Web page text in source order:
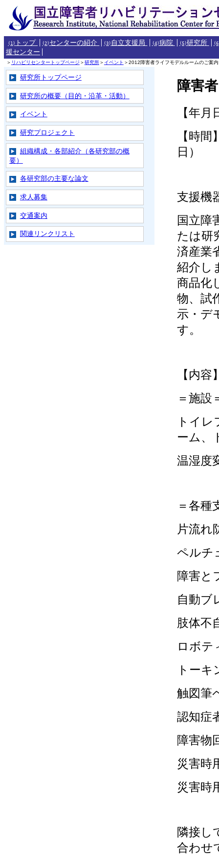
(1) トップ (2) センターの紹介 (3) 自立支援局 (4)病院 (5)研究所
援センター
＞ リハビリセンタートップページ ＞研究所＞ イベント ＞2012障害者ライフモデルルームのご案内
研究所トップページ
研究所の概要（目的・沿革・活動）
イベント
研究プロジェクト
組織構成・各部紹介（各研究部の概
要）
各研究部の主要な論文
求人募集
交通案内
関連リンクリスト
障害
【年
【時
日）
支援機
国立障
たは研
済産業
紹介し
商品化
物、試
示・デ
す。
【内容
＝施設
トイ
ーム、
温湿度
＝各種
片流れ
ペルチ
障害と
自動ブ
肢体不
ロボテ
トー
触図
認知症
障害
災害時
災害時
隣接し
合わせ